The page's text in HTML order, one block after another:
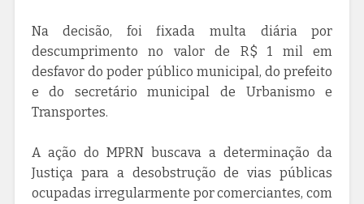
Na decisão, foi fixada multa diária por
descumprimento no valor de R$ 1 mil em
desfavor do poder público municipal, do prefeito
e do secretário municipal de Urbanismo e
Transportes.
A ação do MPRN buscava a determinação da
Justiça para a desobstrução de vias públicas
ocupadas irregularmente por comerciantes, com